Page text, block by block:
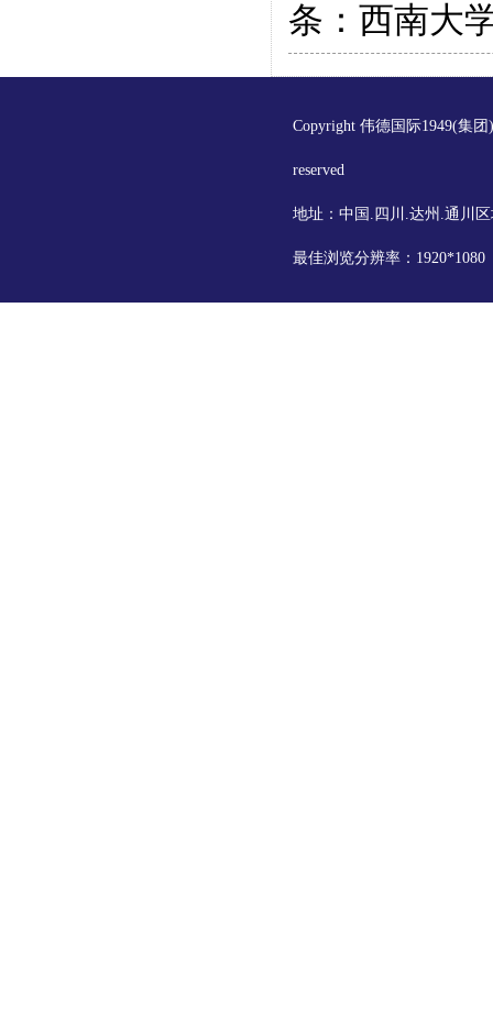
条： 西南大
Copyright 伟德国际1949(集
reserved
地址：中国.四川.达州.通川
最佳浏览分辨率：1920*1080